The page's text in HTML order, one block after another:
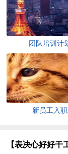
团队培训计
新员工入职
【表决心好好干